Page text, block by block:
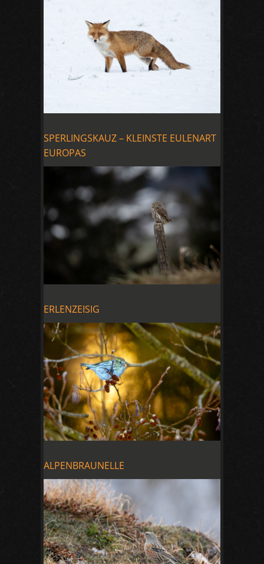
SPERLINGSKAUZ – KLEINSTE EULENART
EUROPAS
ERLENZEISIG
ALPENBRAUNELLE